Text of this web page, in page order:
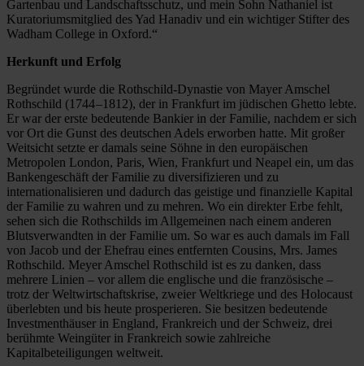
Gartenbau und Landschaftsschutz, und mein Sohn Nathaniel ist
Kuratoriumsmitglied des Yad Hanadiv und ein wichtiger Stifter des
Wadham College in Oxford.“
Herkunft und Erfolg
Begründet wurde die Rothschild-Dynastie von Mayer Amschel
Rothschild (1744 –1812), der in Frankfurt im jüdischen Ghetto lebte.
Er war der erste bedeutende Bankier in der Familie, nachdem er sich
vor Ort die Gunst des deutschen Adels erworben hatte. Mit großer
Weitsicht setzte er damals seine Söhne in den europäischen
Metropolen London, Paris, Wien, Frankfurt und Neapel ein, um das
Bankengeschäft der Familie zu diversifizieren und zu
internationalisieren und dadurch das geistige und finanzielle Kapital
der Familie zu wahren und zu mehren. Wo ein direkter Erbe fehlt,
sehen sich die Rothschilds im Allgemeinen nach einem anderen
Blutsverwandten in der Familie um. So war es auch damals im Fall
von Jacob und der Ehefrau eines entfernten Cousins, Mrs. James
Rothschild. Meyer Amschel Rothschild ist es zu danken, dass
mehrere Linien – vor allem die englische und die französische –
trotz der Weltwirtschaftskrise, zweier Weltkriege und des Holocaust
überlebten und bis heute prosperieren. Sie besitzen bedeutende
Investmenthäuser in England, Frankreich und der Schweiz, drei
berühmte Weingüter in Frankreich sowie zahlreiche
Kapitalbeteiligungen weltweit.